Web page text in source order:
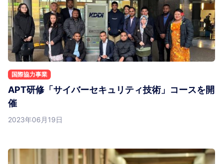
国際協力事業
APT研修「サイバーセキュリティ技術」コースを開
催
2023年06月19日